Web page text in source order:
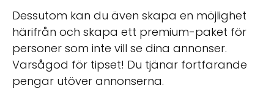
Dessutom kan du även skapa en möjlighet
härifrån och skapa ett premium-paket för
personer som inte vill se dina annonser.
Varsågod för tipset! Du tjänar fortfarande
pengar utöver annonserna.